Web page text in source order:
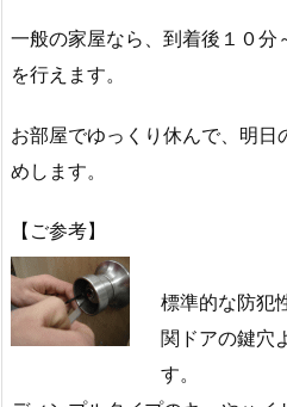
の
鍵
リ
ン
ー・
錠
前
部
の
一般の家屋なら、到着後１０分
を行えます。
お部屋でゆっくり休んで、明日
めします。
【ご参考】
標準的な防犯
関ドアの鍵穴
す。